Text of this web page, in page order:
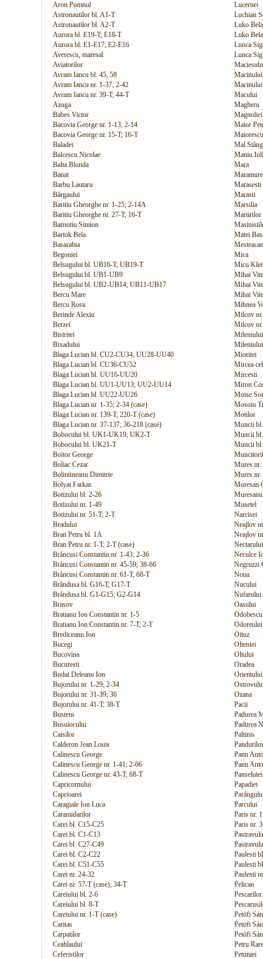
Aron Pumnul
Lucernei
Astronautilor bl. A1-T
Luchian
Astronautilor bl. A2-T
Luko
Aurora bl. E19-T; E18-T
Luko
Aurora bl. E1-E17; E2-E16
Lunca
Averescu, maresal
Lunca
Aviatorilor
Avram Iancu bl. 45, 58
Avram Iancu nr. 1-37; 2-42
Macinului
Avram Iancu nr. 39-T; 44-T
Macului
Azuga
Magheru
Babes Victor
Magnoliei
Bacovia George nr. 1-13; 2-14
Maior
Bacovia George nr. 15-T; 16-T
Baladei
Mal
Balcescu Nicolae
Maniu
Balta Blonda
Mara
Banat
Barbu Lautaru
Marasesti
Bârgaului
Marasti
Baritiu Gheorghe nr. 1-25; 2-14A
Marsilia
Baritiu Gheorghe nr. 27-T; 16-T
Martirilor
Barnutiu Simion
Bartok Bela
Matei
Basarabia
Begoniei
Mica
Belsugului bl. UB16-T; UB19-T
Micu
Belsugului bl. UB1-UB9
Mihai
Belsugului bl. UB2-UB14; UB11-UB17
Mihai
Bercu Mare
Mihai
Bercu Rosu
Mihnea
Berinde Alexiu
Milcov
Berzei
Milcov
Bistritei
Bixadului
Blaga Lucian bl. CU2-CU34, UU28-UU40
Mioritei
Blaga Lucian bl. CU36-CU52
Mircea
Blaga Lucian bl. UU16-UU20
Mircesti
Blaga Lucian bl. UU1-UU13; UU2-UU14
Miron
Blaga Lucian bl. UU22-UU26
Moise
Blaga Lucian nr. 1-35; 2-34 (case)
Mosoiu
Blaga Lucian nr. 139-T; 220-T (case)
Motilor
Blaga Lucian nr. 37-137; 36-218 (case)
Muncii
Bobocului bl. UK1-UK19; UK2-T
Muncii
Bobocului bl. UK21-T
Muncii
Boitor George
Boliac Cezar
Mures nr.
Bolintineanu Dimitrie
Mures nr.
Bolyai Farkas
Muresan
Botizului bl. 2-26
Botizului nr. 1-49
Musetel
Botizului nr. 51-T; 2-T
Narcisei
Bradului
Neajlov
Bran Petru bl. 1A
Neajlov
Bran Petru nr. 1-T; 2-T (case)
Nectarului
Brâncusi Constantin nr. 1-43; 2-36
Neculce
Brâncusi Constantin nr. 45-59; 38-66
Negruzzi
Brâncusi Constantin nr. 61-T; 68-T
Noua
Brândusa bl. G16-T; G17-T
Nucului
Brândusa bl. G1-G15; G2-G14
Nufarului
Brasov
Oasului
Bratianu Ion Constantin nr. 1-5
Bratianu Ion Constantin nr. 7-T; 2-T
Odoreului
Brediceanu Ion
Oituz
Bucegi
Olteniei
Bucovina
Oltului
Bucuresti
Oradea
Budai Deleanu Ion
Orientului
Bujorului nr. 1-29; 2-34
Bujorului nr. 31-39; 36
Ozana
Bujorului nr. 41-T; 38-T
Pacii
Busteni
Padurea
Busuiocului
Padurea
Caisilor
Paltinis
Calderon Jean Louis
Pandurilor
Calinescu George
Pann
Calinescu George nr. 1-41; 2-66
Pann
Calinescu George nr. 43-T; 68-T
Panselutei
Capricornului
Papadiei
Caprioarei
Caragiale Ion Luca
Parcului
Caramidarilor
Paris nr.
Carei bl. C15-C25
Paris nr.
Carei bl. C1-C13
Carei bl. C27-C49
Carei bl. C2-C22
Paulesti
Carei bl. C51-C55
Paulesti
Carei nr. 24-32
Paulesti
Carei nr. 57-T (case); 34-T
Pelican
Careiului bl. 2-6
Pescarilor
Careiului bl. 8-T
Careiului nr. 1-T (case)
Petöfi
Caritas
Petöfi
Carpatilor
Petöfi
Ceahlaului
Petru
Ceferistilor
Petuniei